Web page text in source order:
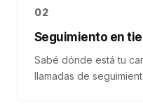
02
Seguimiento en
Sabé dónde está tu
llamadas de